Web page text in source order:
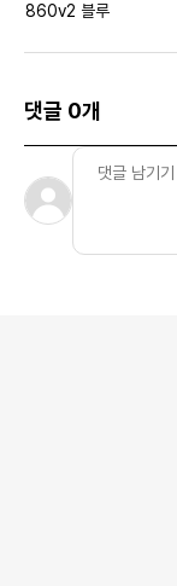
860v2 블루
댓글 0개